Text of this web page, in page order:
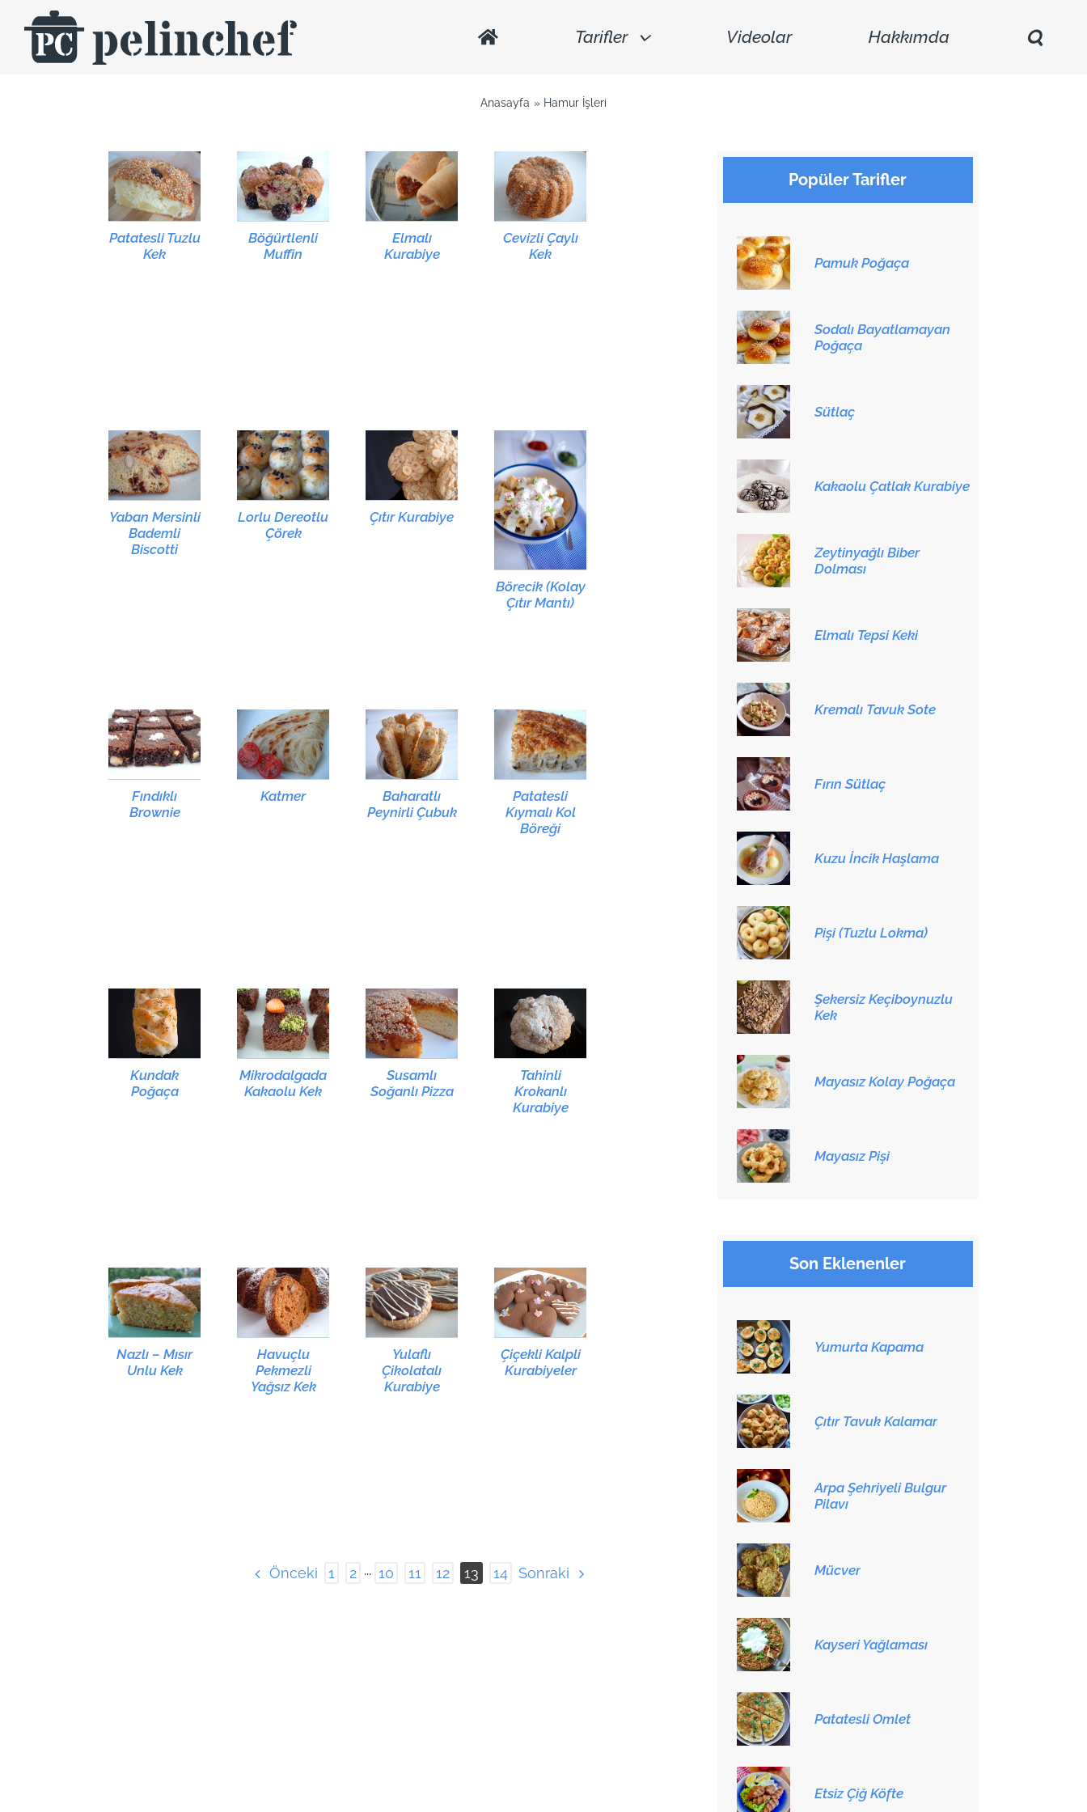
content
Tarifler Videolar Hakkımda
Anasayfa Hamur İşleri
Patatesli Tuzlu
Kek
Böğürtlenli
Muffin
Elmalı
Kurabiye
Cevizli Çaylı
Kek
Yaban Mersinli
Bademli
Biscotti
Lorlu Dereotlu
Çörek
Çıtır Kurabiye
Börecik (Kolay
Çıtır Mantı)
Fındıklı
Brownie
Katmer
Baharatlı
Peynirli Çubuk
Patatesli
Kıymalı Kol
Böreği
Kundak
Poğaça
Mikrodalgada
Kakaolu Kek
Susamlı
Soğanlı Pizza
Tahinli
Krokanlı
Kurabiye
Nazlı – Mısır
Unlu Kek
Havuçlu
Pekmezli
Yağsız Kek
Yulaflı
Çikolatalı
Kurabiye
Çiçekli Kalpli
Kurabiyeler
Önceki 1 2 ··· 10 11 12 13 14 Sonraki
Popüler Tarifler
Pamuk Poğaça
Sodalı Bayatlamayan
Poğaça
Sütlaç
Kakaolu Çatlak Kurabiye
Zeytinyağlı Biber
Dolması
Elmalı Tepsi Keki
Kremalı Tavuk Sote
Fırın Sütlaç
Kuzu İncik Haşlama
Pişi (Tuzlu Lokma)
Şekersiz Keçiboynuzlu
Kek
Mayasız Kolay Poğaça
Mayasız Pişi
Son Eklenenler
Yumurta Kapama
Çıtır Tavuk Kalamar
Arpa Şehriyeli Bulgur
Pilavı
Mücver
Kayseri Yağlaması
Patatesli Omlet
Etsiz Çiğ Köfte